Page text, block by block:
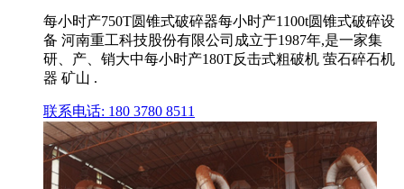
每小时产750T圆锥式破碎器每小时产1100t圆锥式破碎设
备 河南重工科技股份有限公司成立于1987年,是一家集
研、产、销大中每小时产180T反击式粗破机 萤石碎石机
器 矿山 .
联系电话: 180 3780 8511